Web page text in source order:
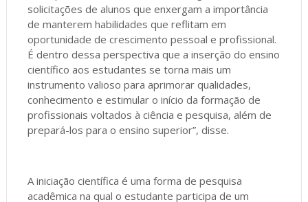
solicitações de alunos que enxergam a importância
de manterem habilidades que reflitam em
oportunidade de crescimento pessoal e profissional.
É dentro dessa perspectiva que a inserção do ensino
científico aos estudantes se torna mais um
instrumento valioso para aprimorar qualidades,
conhecimento e estimular o início da formação de
profissionais voltados à ciência e pesquisa, além de
prepará-los para o ensino superior”, disse.
A iniciação científica é uma forma de pesquisa
acadêmica na qual o estudante participa de um